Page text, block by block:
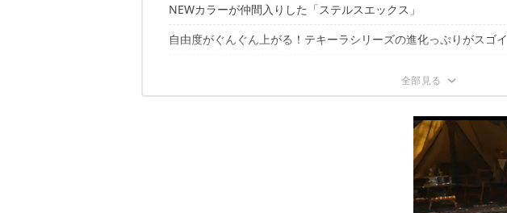
NEWカラーが仲間入りした「ステルスエックス」
自由度がぐんぐん上がる！テキーラシリーズの進化っぷりがスゴイ